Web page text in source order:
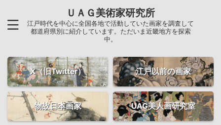
ＵＡＧ美術家研究所
江戸時代を中心に全国各地で活動していた画家を調査して
都道府県別に紹介しています。ただいま近畿地方を探索
中。
X（旧Twitter） 江戸以前の画家
物故日本画家 UAG美人画研究室